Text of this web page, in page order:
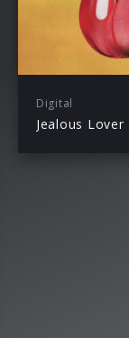
Digital
Jealous Lover